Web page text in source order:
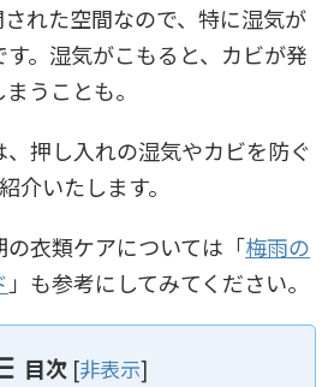
れた空間なので、特に湿気が
。湿気がこもると、カビが発
うことも。
押し入れの湿気やカビを防ぐ
介いたします。
衣類ケアについては「梅雨の
」も参考にしてみてください。
目次 [非表示]